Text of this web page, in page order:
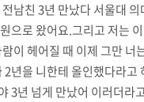
남친 3년 만났다 서울대
으로 왔어요.그리고 저는
이 헤어질 때 이제 그만 너
2년을 니한테 올인했다라고
3년 넘게 만났어 이러더라